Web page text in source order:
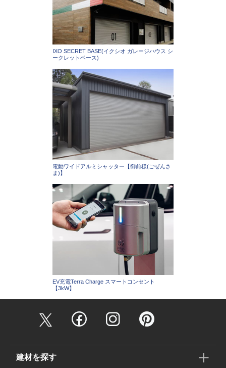
IXO SECRET BASE(イクシオ ガレージハウス シ
ークレットベース)
電動ワイドアルミシャッター【御前様(ごぜんさ
ま)】
EV充電Terra Charge スマートコンセント
【3kW】
建材を探す